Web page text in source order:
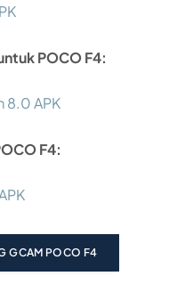
POCO F4:
8.0 APK
F4:
GCAM POCO F4